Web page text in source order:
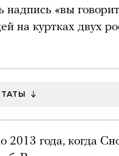
«вы
на куртках двух
2013 года, когда